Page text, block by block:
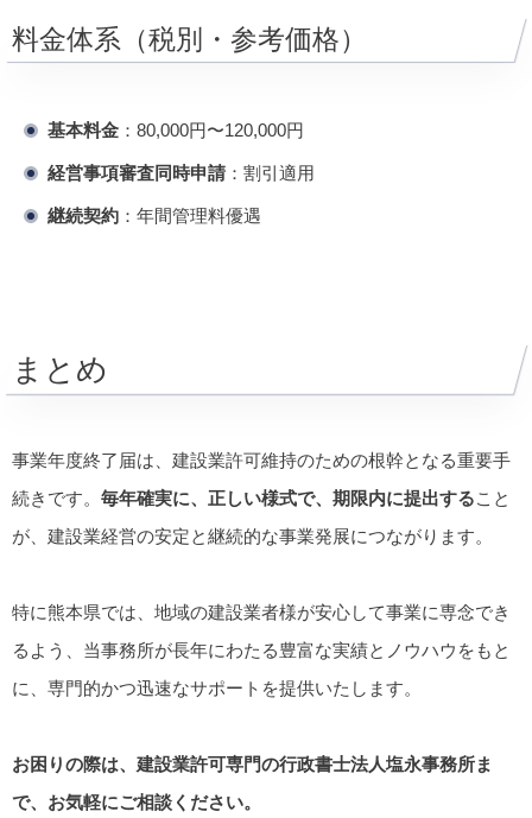
料金体系（税別・参考価格）
基本料金 ：80,000円〜120,000円
経営事項審査同時申請 ：割引適用
継続契約 ：年間管理料優遇
まとめ
事業年度終了届は、建設業許可維持のための根幹となる重要手
続きです。 毎年確実に、正しい様式で、期限内に提出すること
が、建設業経営の安定と継続的な事業発展につながります。
特に熊本県では、地域の建設業者様が安心して事業に専念でき
るよう、当事務所が長年にわたる豊富な実績とノウハウをもと
に、専門的かつ迅速なサポートを提供いたします。
お困りの際は、建設業許可専門の行政書士法人塩永事務所ま
で、お気軽にご相談ください。